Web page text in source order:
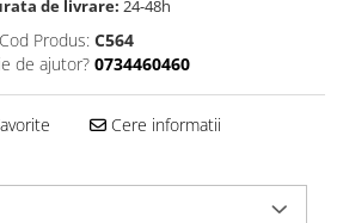
de livrare: 24-48h
Cod Produs: C564
de ajutor? 0734460460
Cere informatii